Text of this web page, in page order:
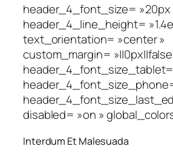
header_4_font_size= »20px
header_4_line_height=
text_orientation= »center »
custom_margin=
header_4_font_size_tablet=
disabled= »on »
Interdum Et Malesuada